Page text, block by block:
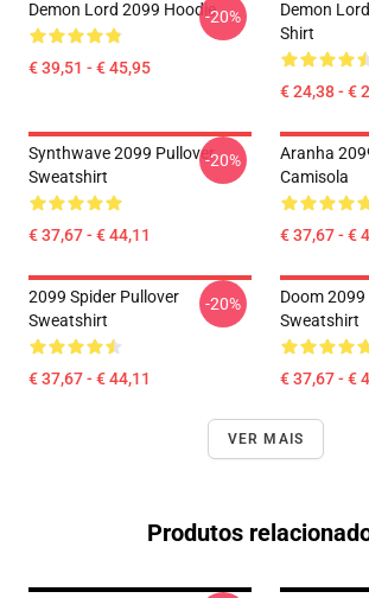
Demon Lord 2099 Hoodie
€ 39,51 - € 45,95
-20%
Demon
Shirt
€ 24,38 - €
Synthwave 2099 Pullover
Sweatshirt
€ 37,67 - € 44,11
-20%
Aranha
Camisola
€ 37,67 - €
2099 Spider Pullover
Sweatshirt
€ 37,67 - € 44,11
-20%
Doom
Sweatshirt
€ 37,67 - €
VER MAIS
Produtos